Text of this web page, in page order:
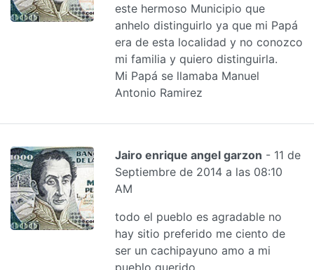
este hermoso Municipio que
anhelo distinguirlo ya que mi Papá
era de esta localidad y no conozco
mi familia y quiero distinguirla.
Mi Papá se llamaba Manuel
Antonio Ramirez
Jairo enrique angel garzon - 11 de
Septiembre de 2014 a las 08:10
AM
todo el pueblo es agradable no
hay sitio preferido me ciento de
ser un cachipayuno amo a mi
pueblo querido